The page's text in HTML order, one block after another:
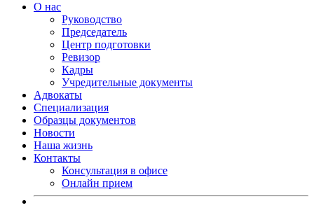
О нас
Руководство
Председатель
Центр подготовки
Ревизор
Кадры
Учредительные документы
Адвокаты
Специализация
Образцы документов
Новости
Наша жизнь
Контакты
Консультация в офисе
Онлайн прием